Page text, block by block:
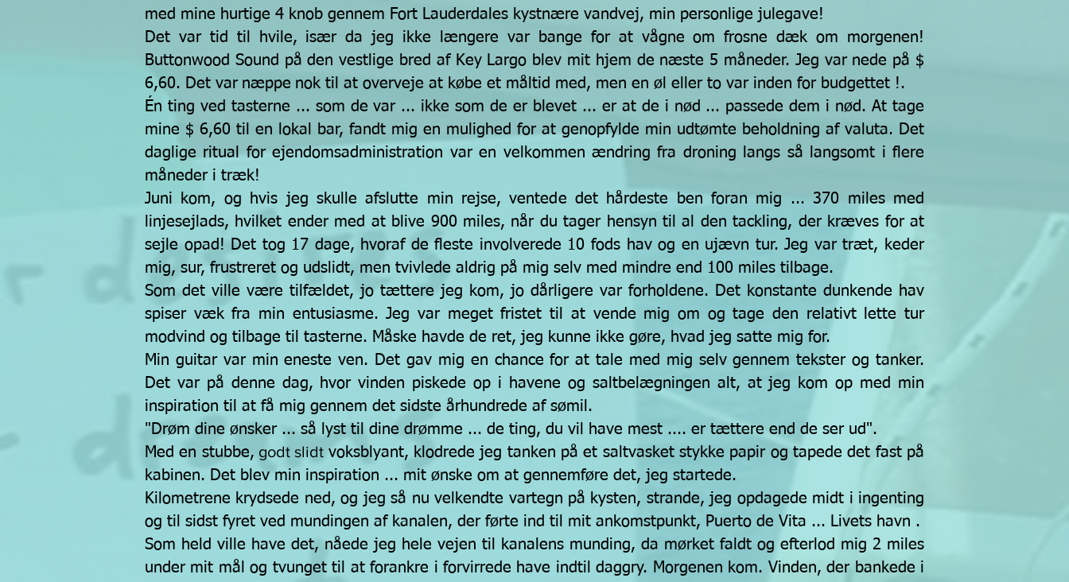
med mine hurtige 4 knob gennem Fort Lauderdales kystnære vandvej, min personlige julegave!
Det var tid til hvile, især da jeg ikke længere var bange for at vågne om frosne dæk om morgenen!
Buttonwood Sound på den vestlige bred af Key Largo blev mit hjem de næste 5 måneder. Jeg var nede på $
6,60. Det var næppe nok til at overveje at købe et måltid med, men en øl eller to var inden for budgettet !.
Én ting ved tasterne ... som de var ... ikke som de er blevet ... er at de i nød ... passede dem i nød. At tage
mine $ 6,60 til en lokal bar, fandt mig en mulighed for at genopfylde min udtømte beholdning af valuta. Det
daglige ritual for ejendomsadministration var en velkommen ændring fra droning langs så langsomt i flere
måneder i træk!
Juni kom, og hvis jeg skulle afslutte min rejse, ventede det hårdeste ben foran mig ... 370 miles med
linjesejlads, hvilket ender med at blive 900 miles, når du tager hensyn til al den tackling, der kræves for at
sejle opad! Det tog 17 dage, hvoraf de fleste involverede 10 fods hav og en ujævn tur. Jeg var træt, keder
mig, sur, frustreret og udslidt, men tvivlede aldrig på mig selv med mindre end 100 miles tilbage.
Som det ville være tilfældet, jo tættere jeg kom, jo dårligere var forholdene. Det konstante dunkende hav
spiser væk fra min entusiasme. Jeg var meget fristet til at vende mig om og tage den relativt lette tur
modvind og tilbage til tasterne. Måske havde de ret, jeg kunne ikke gøre, hvad jeg satte mig for.
Min guitar var min eneste ven. Det gav mig en chance for at tale med mig selv gennem tekster og tanker.
Det var på denne dag, hvor vinden piskede op i havene og saltbelægningen alt, at jeg kom op med min
inspiration til at få mig gennem det sidste århundrede af sømil.
"Drøm dine ønsker ... så lyst til dine drømme ... de ting, du vil have mest .... er tættere end de ser ud".
Med en stubbe, godt slidt voksblyant, klodrede jeg tanken på et saltvasket stykke papir og tapede det fast på
kabinen. Det blev min inspiration ... mit ønske om at gennemføre det, jeg startede.
Kilometrene krydsede ned, og jeg så nu velkendte vartegn på kysten, strande, jeg opdagede midt i ingenting
og til sidst fyret ved mundingen af kanalen, der førte ind til mit ankomstpunkt, Puerto de Vita ... Livets havn .
Som held ville have det, nåede jeg hele vejen til kanalens munding, da mørket faldt og efterlod mig 2 miles
under mit mål og tvunget til at forankre i forvirrede have indtil daggry. Morgenen kom. Vinden, der bankede i